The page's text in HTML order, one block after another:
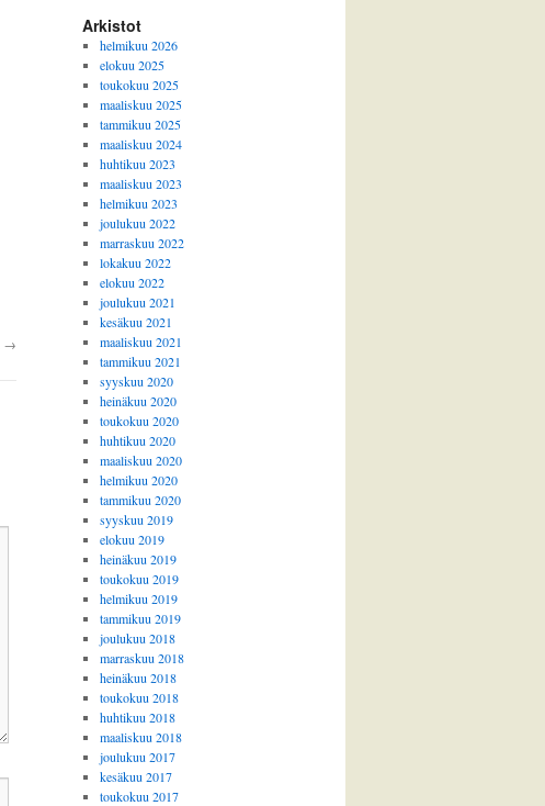
→
Arkistot
helmikuu 2026
elokuu 2025
toukokuu 2025
maaliskuu 2025
tammikuu 2025
maaliskuu 2024
huhtikuu 2023
maaliskuu 2023
helmikuu 2023
joulukuu 2022
marraskuu 2022
lokakuu 2022
elokuu 2022
joulukuu 2021
kesäkuu 2021
maaliskuu 2021
tammikuu 2021
syyskuu 2020
heinäkuu 2020
toukokuu 2020
huhtikuu 2020
maaliskuu 2020
helmikuu 2020
tammikuu 2020
syyskuu 2019
elokuu 2019
heinäkuu 2019
toukokuu 2019
helmikuu 2019
tammikuu 2019
joulukuu 2018
marraskuu 2018
heinäkuu 2018
toukokuu 2018
huhtikuu 2018
maaliskuu 2018
joulukuu 2017
kesäkuu 2017
toukokuu 2017